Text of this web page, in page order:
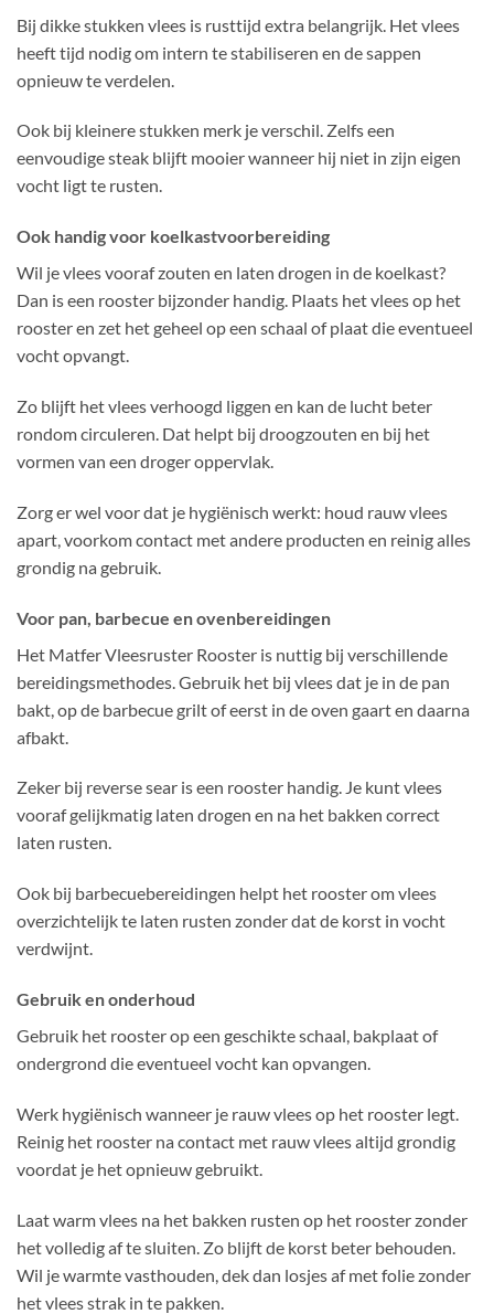
Bij dikke stukken vlees is rusttijd extra belangrijk. Het vlees
heeft tijd nodig om intern te stabiliseren en de sappen
opnieuw te verdelen.
Ook bij kleinere stukken merk je verschil. Zelfs een
eenvoudige steak blijft mooier wanneer hij niet in zijn eigen
vocht ligt te rusten.
Ook handig voor koelkastvoorbereiding
Wil je vlees vooraf zouten en laten drogen in de koelkast?
Dan is een rooster bijzonder handig. Plaats het vlees op het
rooster en zet het geheel op een schaal of plaat die eventueel
vocht opvangt.
Zo blijft het vlees verhoogd liggen en kan de lucht beter
rondom circuleren. Dat helpt bij droogzouten en bij het
vormen van een droger oppervlak.
Zorg er wel voor dat je hygiënisch werkt: houd rauw vlees
apart, voorkom contact met andere producten en reinig alles
grondig na gebruik.
Voor pan, barbecue en ovenbereidingen
Het Matfer Vleesruster Rooster is nuttig bij verschillende
bereidingsmethodes. Gebruik het bij vlees dat je in de pan
bakt, op de barbecue grilt of eerst in de oven gaart en daarna
afbakt.
Zeker bij reverse sear is een rooster handig. Je kunt vlees
vooraf gelijkmatig laten drogen en na het bakken correct
laten rusten.
Ook bij barbecuebereidingen helpt het rooster om vlees
overzichtelijk te laten rusten zonder dat de korst in vocht
verdwijnt.
Gebruik en onderhoud
Gebruik het rooster op een geschikte schaal, bakplaat of
ondergrond die eventueel vocht kan opvangen.
Werk hygiënisch wanneer je rauw vlees op het rooster legt.
Reinig het rooster na contact met rauw vlees altijd grondig
voordat je het opnieuw gebruikt.
Laat warm vlees na het bakken rusten op het rooster zonder
het volledig af te sluiten. Zo blijft de korst beter behouden.
Wil je warmte vasthouden, dek dan losjes af met folie zonder
het vlees strak in te pakken.